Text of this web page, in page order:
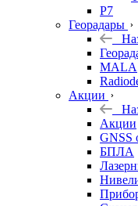
Р7
Георадары
MALA
Акции
Акции
GNSS
БПЛА